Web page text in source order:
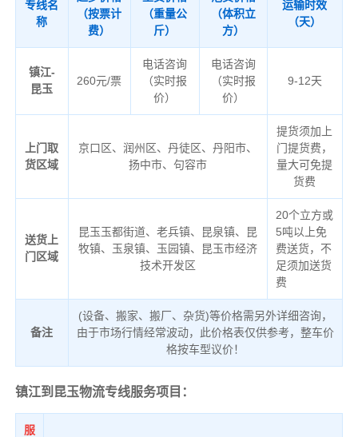
专线名
称
（按票计
费）
（重量公
斤）
（体积立
方）
运输时效
（天）
镇江-
昆玉
260元/票
电话咨询
（实时报
价）
电话咨询
（实时报
价）
9-12天
上门取
货区域
京口区、润州区、丹徒区、丹阳市、
扬中市、句容市
提货须加上
门提货费，
量大可免提
货费
送货上
门区域
昆玉玉都街道、老兵镇、昆泉镇、昆
牧镇、玉泉镇、玉园镇、昆玉市经济
技术开发区
20个立方或
5吨以上免
费送货，不
足须加送货
费
备注
(设备、搬家、搬厂、杂货)等价格需另外详细咨询，
由于市场行情经常波动，此价格表仅供参考，整车价
格按车型议价！
镇江到昆玉物流专线服务项目：
服